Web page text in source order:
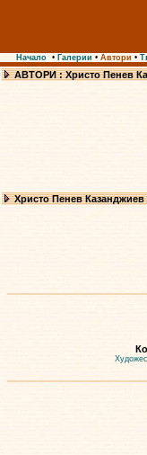
Начало • Галерии • Автори •
АВТОРИ : Христо Пенев
Христо Пенев